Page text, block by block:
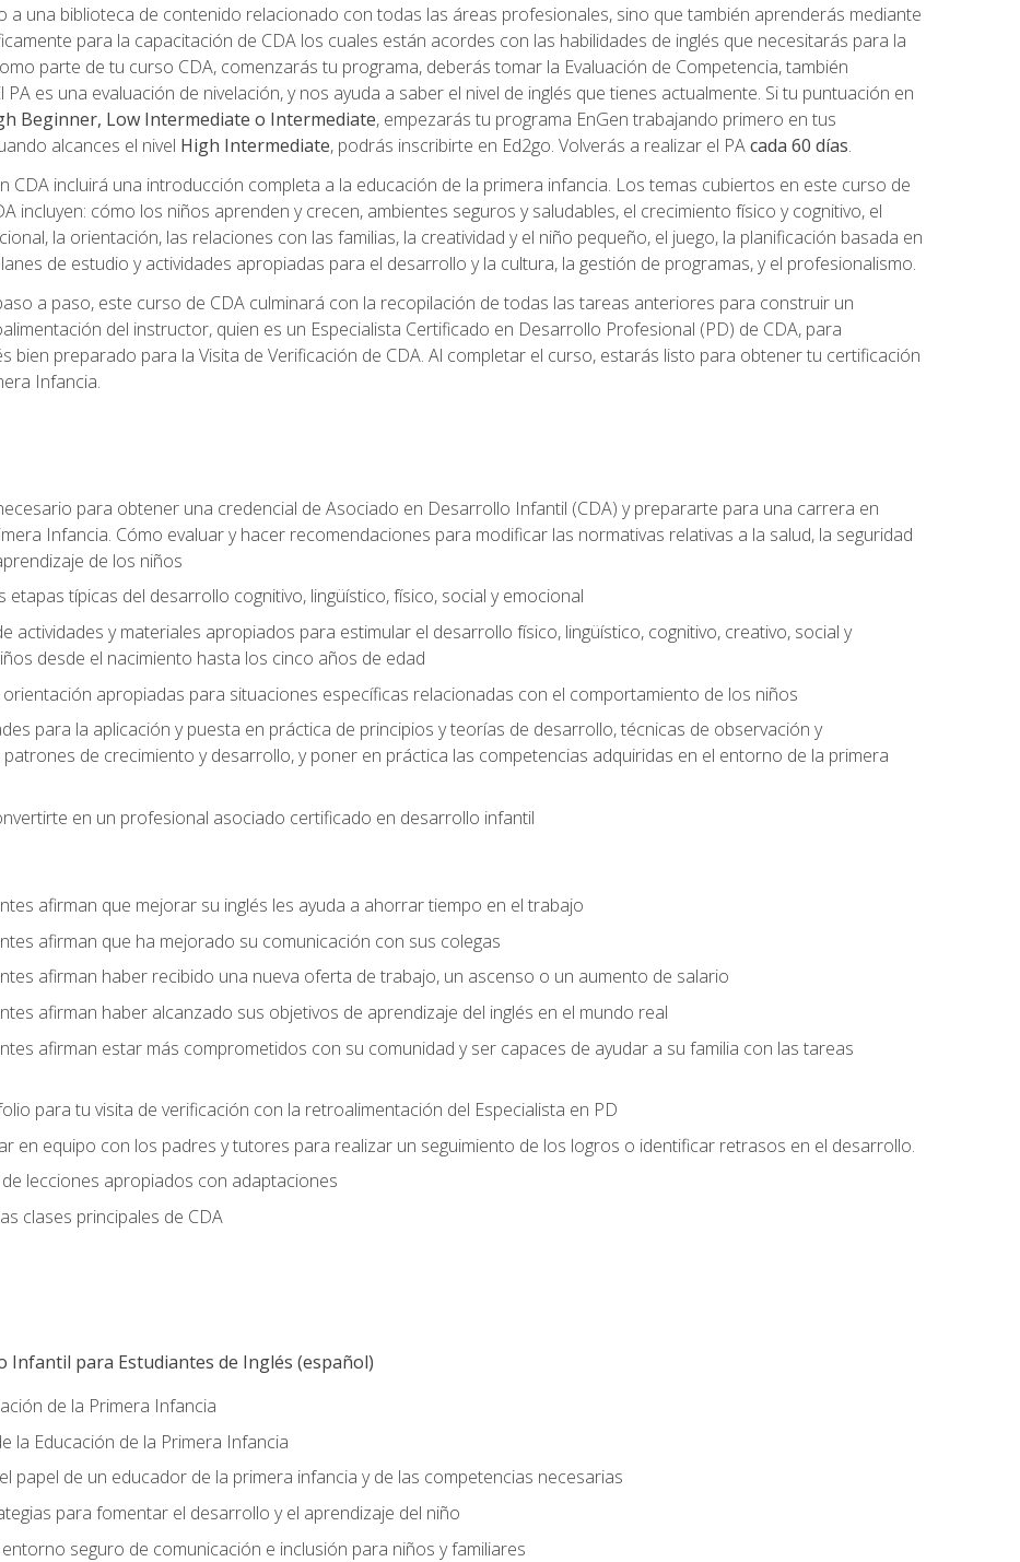
a una biblioteca de contenido relacionado con todas las áreas profesionales, sino que también aprenderás mediante
para la capacitación de CDA los cuales están acordes con las habilidades de inglés que necesitarás para la
parte de tu curso CDA, comenzarás tu programa, deberás tomar la Evaluación de Competencia, también
PA es una evaluación de nivelación, y nos ayuda a saber el nivel de inglés que tienes actualmente. Si tu puntuación en
Beginner, Low Intermediate o Intermediate, empezarás tu programa EnGen trabajando primero en tus
alcances el nivel High Intermediate, podrás inscribirte en Ed2go. Volverás a realizar el PAcada 60 días.
CDA incluirá una introducción completa a la educación de la primera infancia. Los temas cubiertos en este curso de
incluyen: cómo los niños aprenden y crecen, ambientes seguros y saludables, el crecimiento físico y cognitivo, el
la orientación, las relaciones con las familias, la creatividad y el niño pequeño, el juego, la planificación basada en
de estudio y actividades apropiadas para el desarrollo y la cultura, la gestión de programas, y el profesionalismo.
a paso, este curso de CDA culminará con la recopilación de todas las tareas anteriores para construir un
del instructor, quien es un Especialista Certificado en Desarrollo Profesional (PD) de CDA, para
bien preparado para la Visita de Verificación de CDA. Al completar el curso, estarás listo para obtener tu certificación
Infancia.
para obtener una credencial de Asociado en Desarrollo Infantil (CDA) y prepararte para una carrera en
Infancia. Cómo evaluar y hacer recomendaciones para modificar las normativas relativas a la salud, la seguridad
de los niños
etapas típicas del desarrollo cognitivo, lingüístico, físico, social y emocional
actividades y materiales apropiados para estimular el desarrollo físico, lingüístico, cognitivo, creativo, social y
desde el nacimiento hasta los cinco años de edad
apropiadas para situaciones específicas relacionadas con el comportamiento de los niños
para la aplicación y puesta en práctica de principios y teorías de desarrollo, técnicas de observación y
de crecimiento y desarrollo, y poner en práctica las competencias adquiridas en el entorno de la primera
en un profesional asociado certificado en desarrollo infantil
afirman que mejorar su inglés les ayuda a ahorrar tiempo en el trabajo
afirman que ha mejorado su comunicación con sus colegas
afirman haber recibido una nueva oferta de trabajo, un ascenso o un aumento de salario
afirman haber alcanzado sus objetivos de aprendizaje del inglés en el mundo real
afirman estar más comprometidos con su comunidad y ser capaces de ayudar a su familia con las tareas
para tu visita de verificación con la retroalimentación del Especialista en PD
en equipo con los padres y tutores para realizar un seguimiento de los logros o identificar retrasos en el desarrollo.
lecciones apropiados con adaptaciones
clases principales de CDA
Infantil para Estudiantes de Inglés (español)
de la Primera Infancia
la Educación de la Primera Infancia
papel de un educador de la primera infancia y de las competencias necesarias
para fomentar el desarrollo y el aprendizaje del niño
seguro de comunicación e inclusión para niños y familiares